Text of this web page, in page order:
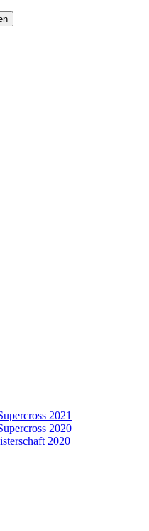
2021
2020
2020